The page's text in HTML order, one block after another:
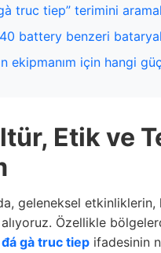
truc tiep” terimini
battery benzeri
ekipmanım için hangi
Etik ve
geleneksel
Özellikle
đá gà truc tiep ifadesinin